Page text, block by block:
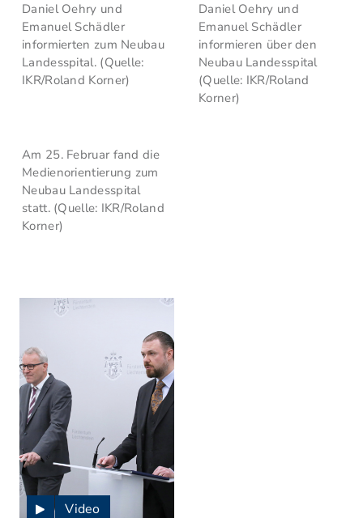
Daniel Oehry und
Emanuel Schädler
informierten zum Neubau
Landesspital. (Quelle:
IKR/Roland Korner)
Daniel Oehry und
Emanuel Schädler
informieren über den
Neubau Landesspital
(Quelle: IKR/Roland
Korner)
Am 25. Februar fand die
Medienorientierung zum
Neubau Landesspital
statt. (Quelle: IKR/Roland
Korner)
Video